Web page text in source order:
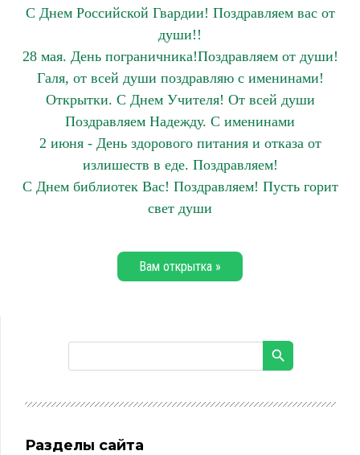
С Днем Российской Гвардии! Поздравляем вас от
души!!
28 мая. День пограничника!Поздравляем от души!
Галя, от всей души поздравляю с именинами!
Открытки. С Днем Учителя! От всей души
Поздравляем Надежду. С именинами
2 июня - День здорового питания и отказа от
излишеств в еде. Поздравляем!
С Днем библиотек Вас! Поздравляем! Пусть горит
свет души
Вам открытка »
Разделы сайта